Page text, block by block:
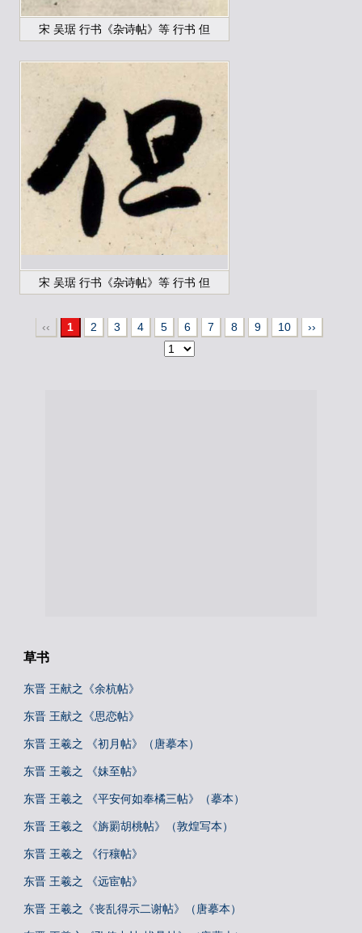
宋 吴琚 行书《杂诗帖》等 行书 但
宋 吴琚 行书《杂诗帖》等 行书 但
‹‹ 1 2 3 4 5 6 7 8 9 10 ››
草书
东晋 王献之《余杭帖》
东晋 王献之《思恋帖》
东晋 王羲之 《初月帖》（唐摹本）
东晋 王羲之 《妹至帖》
东晋 王羲之 《平安何如奉橘三帖》（摹本）
东晋 王羲之 《旃罽胡桃帖》（敦煌写本）
东晋 王羲之 《行穰帖》
东晋 王羲之 《远宦帖》
东晋 王羲之《丧乱得示二谢帖》（唐摹本）